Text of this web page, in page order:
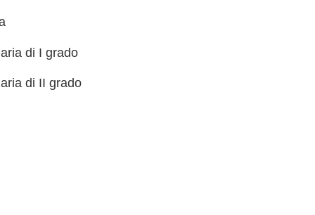
di I grado
di II grado